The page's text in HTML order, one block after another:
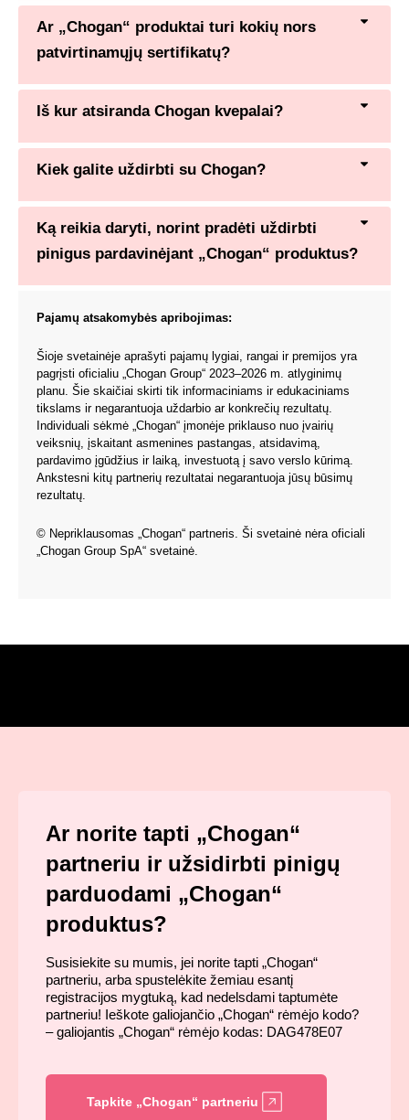
Ar „Chogan“ produktai turi kokių nors
patvirtinamųjų sertifikatų?
Iš kur atsiranda Chogan kvepalai?
Kiek galite uždirbti su Chogan?
Ką reikia daryti, norint pradėti uždirbti
pinigus pardavinėjant „Chogan“ produktus?
Pajamų atsakomybės apribojimas:
Šioje svetainėje aprašyti pajamų lygiai, rangai ir premijos yra
pagrįsti oficialiu „Chogan Group“ 2023–2026 m. atlyginimų
planu. Šie skaičiai skirti tik informaciniams ir edukaciniams
tikslams ir negarantuoja uždarbio ar konkrečių rezultatų.
Individuali sėkmė „Chogan“ įmonėje priklauso nuo įvairių
veiksnių, įskaitant asmenines pastangas, atsidavimą,
pardavimo įgūdžius ir laiką, investuotą į savo verslo kūrimą.
Ankstesni kitų partnerių rezultatai negarantuoja jūsų būsimų
rezultatų.
© Nepriklausomas „Chogan“ partneris. Ši svetainė nėra oficiali
„Chogan Group SpA“ svetainė.
Ar norite tapti „Chogan“
partneriu ir užsidirbti pinigų
parduodami „Chogan“
produktus?
Susisiekite su mumis, jei norite tapti „Chogan“
partneriu, arba spustelėkite žemiau esantį
registracijos mygtuką, kad nedelsdami taptumėte
partneriu! Ieškote galiojančio „Chogan“ rėmėjo kodo?
– galiojantis „Chogan“ rėmėjo kodas: DAG478E07
Tapkite „Chogan“ partneriu